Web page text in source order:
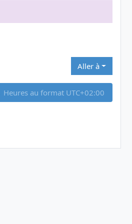
Aller à
Heures au format UTC+02:00